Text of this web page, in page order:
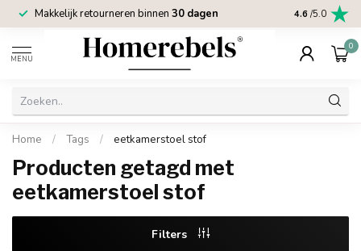
Makkelijk retourneren binnen 30 dagen Trustpilot
4.6 /5.0
MENU
0
Home / Tags / eetkamerstoel stof
Producten getagd met
eetkamerstoel stof
Filters